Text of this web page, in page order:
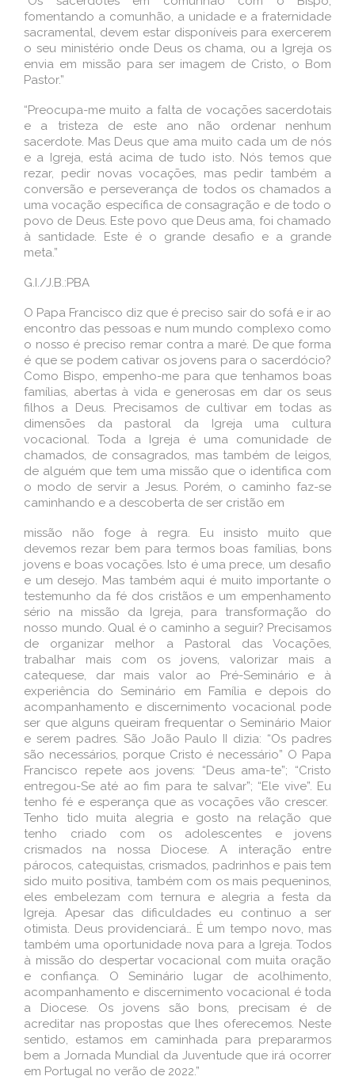
fomentando a comunhão, a unidade e a fraternidade
sacramental, devem estar disponíveis para exercerem
o seu ministério onde Deus os chama, ou a Igreja os
envia em missão para ser imagem de Cristo, o Bom
Pastor.”
“Preocupa-me muito a falta de vocações sacerdotais
e a tristeza de este ano não ordenar nenhum
sacerdote. Mas Deus que ama muito cada um de nós
e a Igreja, está acima de tudo isto. Nós temos que
rezar, pedir novas vocações, mas pedir também a
conversão e perseverança de todos os chamados a
uma vocação específica de consagração e de todo o
povo de Deus. Este povo que Deus ama, foi chamado
à santidade. Este é o grande desafio e a grande
meta.”
G.I./J.B.:PBA
O Papa Francisco diz que é preciso sair do sofá e ir ao
encontro das pessoas e num mundo complexo como
o nosso é preciso remar contra a maré. De que forma
é que se podem cativar os jovens para o sacerdócio?
Como Bispo, empenho-me para que tenhamos boas
famílias, abertas à vida e generosas em dar os seus
filhos a Deus. Precisamos de cultivar em todas as
dimensões da pastoral da Igreja uma cultura
vocacional. Toda a Igreja é uma comunidade de
chamados, de consagrados, mas também de leigos,
de alguém que tem uma missão que o identifica com
o modo de servir a Jesus. Porém, o caminho faz-se
caminhando e a descoberta de ser cristão em
missão não foge à regra. Eu insisto muito que
devemos rezar bem para termos boas famílias, bons
jovens e boas vocações. Isto é uma prece, um desafio
e um desejo. Mas também aqui é muito importante o
testemunho da fé dos cristãos e um empenhamento
sério na missão da Igreja, para transformação do
nosso mundo. Qual é o caminho a seguir? Precisamos
de organizar melhor a Pastoral das Vocações,
trabalhar mais com os jovens, valorizar mais a
catequese, dar mais valor ao Pré-Seminário e à
experiência do Seminário em Família e depois do
acompanhamento e discernimento vocacional pode
ser que alguns queiram frequentar o Seminário Maior
e serem padres. São João Paulo II dizia: “Os padres
são necessários, porque Cristo é necessário” O Papa
Francisco repete aos jovens: “Deus ama-te”; “Cristo
entregou-Se até ao fim para te salvar”; “Ele vive”. Eu
tenho fé e esperança que as vocações vão crescer.
Tenho tido muita alegria e gosto na relação que
tenho criado com os adolescentes e jovens
crismados na nossa Diocese. A interação entre
párocos, catequistas, crismados, padrinhos e pais tem
sido muito positiva, também com os mais pequeninos,
eles embelezam com ternura e alegria a festa da
Igreja. Apesar das dificuldades eu continuo a ser
otimista. Deus providenciará… É um tempo novo, mas
também uma oportunidade nova para a Igreja. Todos
à missão do despertar vocacional com muita oração
e confiança. O Seminário lugar de acolhimento,
acompanhamento e discernimento vocacional é toda
a Diocese. Os jovens são bons, precisam é de
acreditar nas propostas que lhes oferecemos. Neste
sentido, estamos em caminhada para prepararmos
bem a Jornada Mundial da Juventude que irá ocorrer
em Portugal no verão de 2022.”